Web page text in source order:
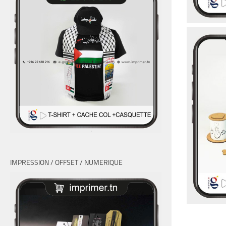
IMPRESSION / OFFSET / NUMERIQUE